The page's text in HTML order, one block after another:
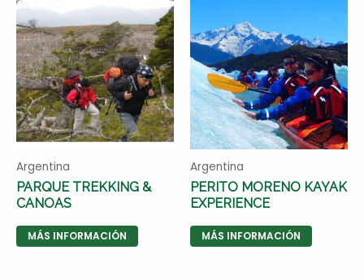
Argentina
PARQUE TREKKING &
CANOAS
MÁS INFORMACIÓN
Argentina
PERITO MORENO KAYAK
EXPERIENCE
MÁS INFORMACIÓN